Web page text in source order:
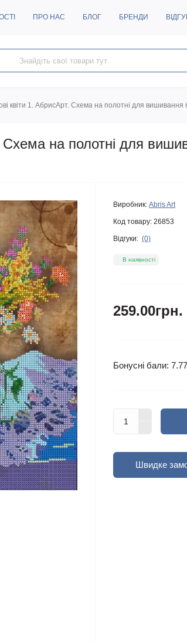
ПРО НАС БЛОГ БРЕНДИ
квіти 1. АбрисАрт. Схема на полотні для
Схема на полотні для
Виробник: Abris Art
Код товару: 26853
Відгуки: (0)
В наявності
259.00грн.
Бонусні бали: 7.77
Швидке